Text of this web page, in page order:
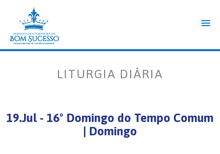
LITURGIA DIÁRIA
19.Jul - 16º Domingo do Tempo Comum
| Domingo